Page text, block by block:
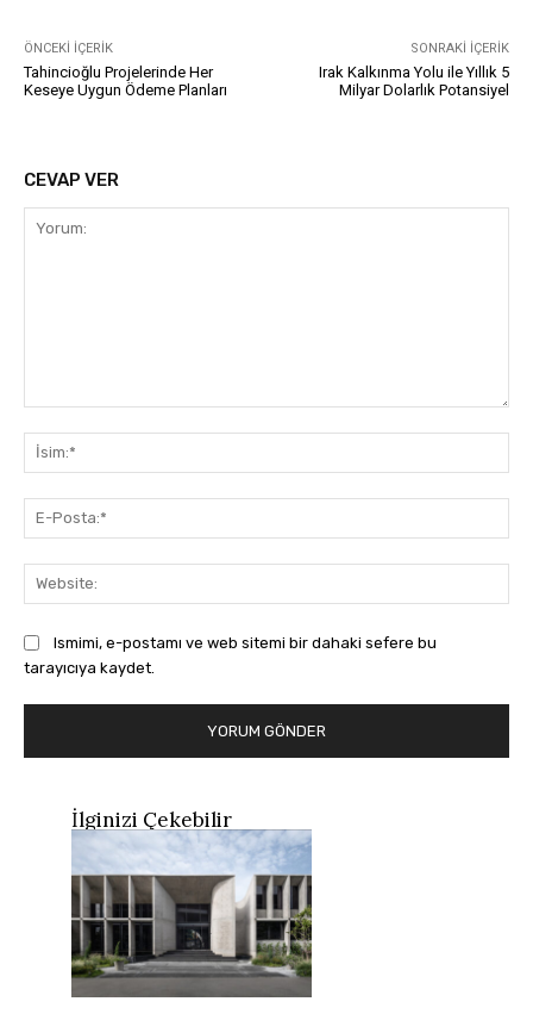
ÖNCEKI İÇERIK
Tahincioğlu Projelerinde Her
Keseye Uygun Ödeme Planları
SONRAKI İÇERIK
Irak Kalkınma Yolu ile Yıllık 5
Milyar Dolarlık Potansiyel
CEVAP VER
Ismimi, e-postamı ve web sitemi bir dahaki sefere bu
tarayıcıya kaydet.
İlginizi Çekebilir